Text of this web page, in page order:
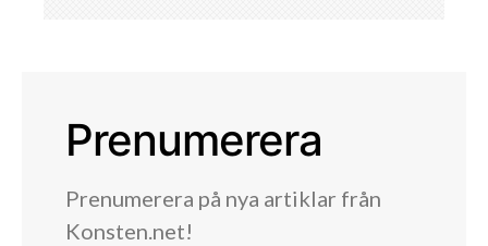
Prenumerera
Prenumerera på nya artiklar från
Konsten.net!